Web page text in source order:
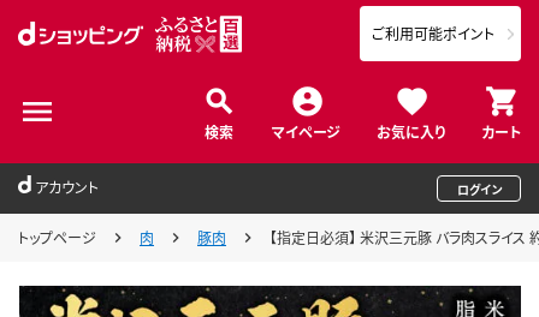
検索 マイページ お気に入り カート
ご利用可能ポイント
アカウント ログイン
トップページ 肉 豚肉 【指定日必須】 米沢三元豚 バラ肉スライ